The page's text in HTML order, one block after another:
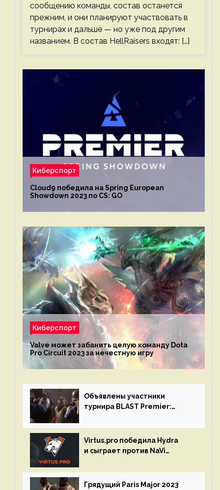
сообщению команды, состав останется
прежним, и они планируют участвовать в
турнирах и дальше — но уже под другим
названием. В состав HellRaisers входят: […]
Киберспорт
Cloud9 победила на Spring European
Showdown 2023 по CS: GO
Киберспорт
Valve может забанить целую команду Dota
Pro Circuit 2023 за нечестную игру
Объявлены участники
турнира BLAST Premier:
Virtus.pro победила Hydra
и сыграет против NaVi
Грядущий Paris Major 2023